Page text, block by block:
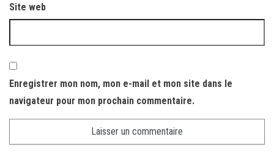
Site web
Enregistrer mon nom, mon e-mail et mon site dans le
navigateur pour mon prochain commentaire.